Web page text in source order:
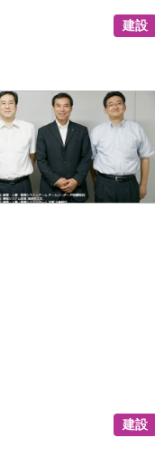
建設
建設